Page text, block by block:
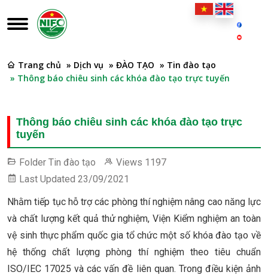
Trang chủ » Dịch vụ » ĐÀO TẠO » Tin đào tạo
» Thông báo chiêu sinh các khóa đào tạo trực tuyến
Thông báo chiêu sinh các khóa đào tạo trực
tuyến
Folder Tin đào tạo Views 1197
Last Updated 23/09/2021
Nhằm tiếp tục hỗ trợ các phòng thí nghiệm nâng cao năng lực
và chất lượng kết quả thử nghiệm, Viện Kiểm nghiệm an toàn
vệ sinh thực phẩm quốc gia tổ chức một số khóa đào tạo về
hệ thống chất lượng phòng thí nghiệm theo tiêu chuẩn
ISO/IEC 17025 và các vấn đề liên quan. Trong điều kiện ảnh